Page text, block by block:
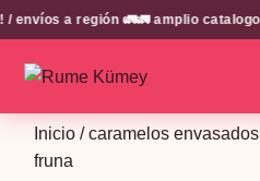
a región 🚛🚛 amplio catalogo
Inicio /caramelos envasados
fruna